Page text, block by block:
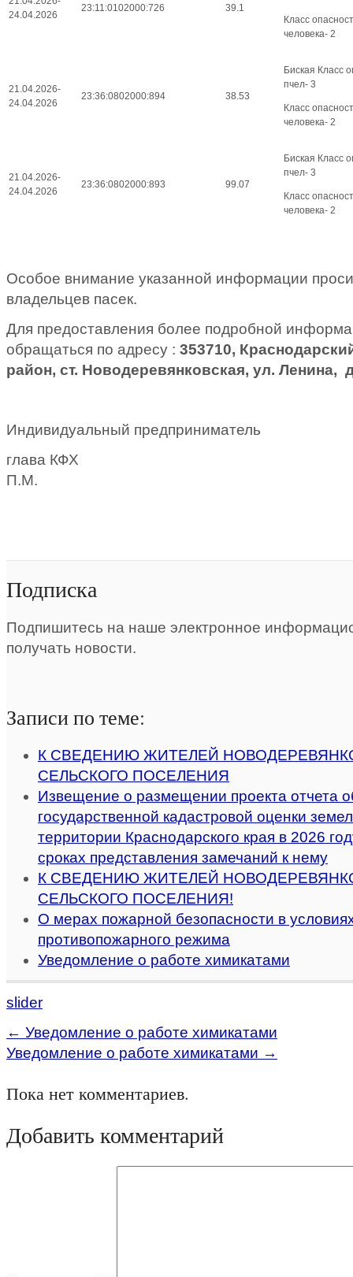
24.04.2026
23:11:0102000:726 39.1
Класс
человека- 2
21.04.2026-
24.04.2026
23:36:0802000:894 38.53
Биская Класс
пчел- 3
Класс
человека- 2
21.04.2026-
24.04.2026
23:36:0802000:893 99.07
Биская Класс
пчел- 3
Класс
человека- 2
Особое внимание указанной информации
владельцев пасек.
Для предоставления более подробной
обращаться по адресу : 353710,
район, ст. Новодеревянковская, ул. Ленина,
Индивидуальный предприниматель
глава КФХ
П.М.
Подписка
Подпишитесь на наше электронное
получать новости.
Записи по теме:
К СВЕДЕНИЮ ЖИТЕЛЕЙ
СЕЛЬСКОГО ПОСЕЛЕНИЯ
Извещение о размещении проекта отчета
государственной кадастровой оценки
территории Краснодарского края в 2026
сроках представления замечаний к нему
К СВЕДЕНИЮ ЖИТЕЛЕЙ
СЕЛЬСКОГО ПОСЕЛЕНИЯ!
О мерах пожарной безопасности в
противопожарного режима
Уведомление о работе химикатами
slider
← Уведомление о работе химикатами
Уведомление о работе химикатами →
Пока нет комментариев.
Добавить комментарий